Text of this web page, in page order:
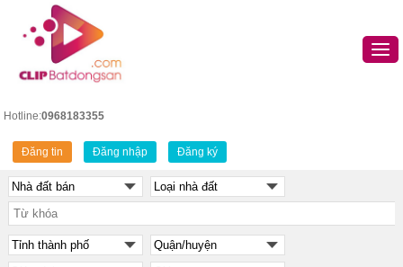
Hotline:0968183355
Đăng tin Đăng nhập Đăng ký